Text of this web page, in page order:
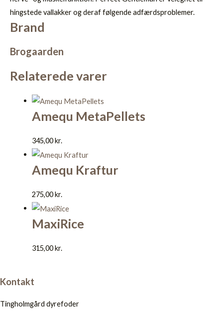
hingstede vallakker og deraf følgende adfærdsproblemer.
Brand
Brogaarden
Relaterede varer
Amequ MetaPellets
345,00kr.
Amequ Kraftur
275,00kr.
MaxiRice
315,00kr.
Kontakt
Tingholmgård dyrefoder